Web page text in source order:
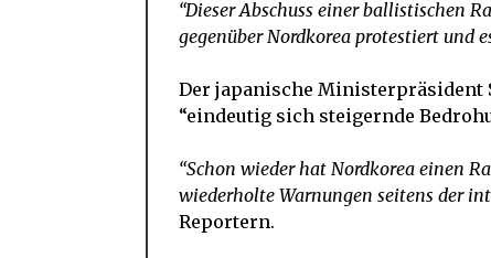
“Dieser Abschuss einer ballistischen
gegenüber Nordkorea protestiert und
Der japanische Ministerpräsident
“eindeutig sich steigernde
“Schon wieder hat Nordkorea einen
wiederholte Warnungen seitens der
Reportern.